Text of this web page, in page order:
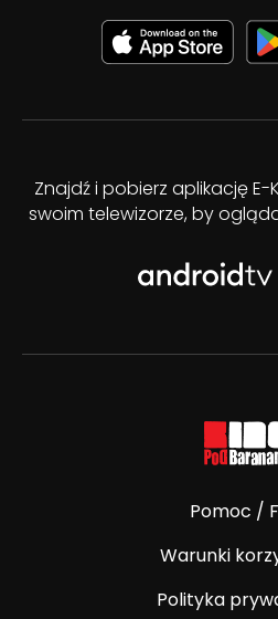
Znajdź i pobierz aplikację
swoim telewizorze, by
Pomoc /
Warunki
Polityka